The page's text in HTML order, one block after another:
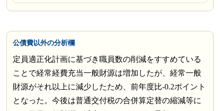
公債費以外の分析欄
定員適正化計画に基づき職員数の削減をすすめている
ことで経常経費充当一般財源は増加したが、経常一般
財源がそれ以上に減少したため、前年度比-0.2ポイント
となった。今後は普通交付税の合併算定替の縮減等に